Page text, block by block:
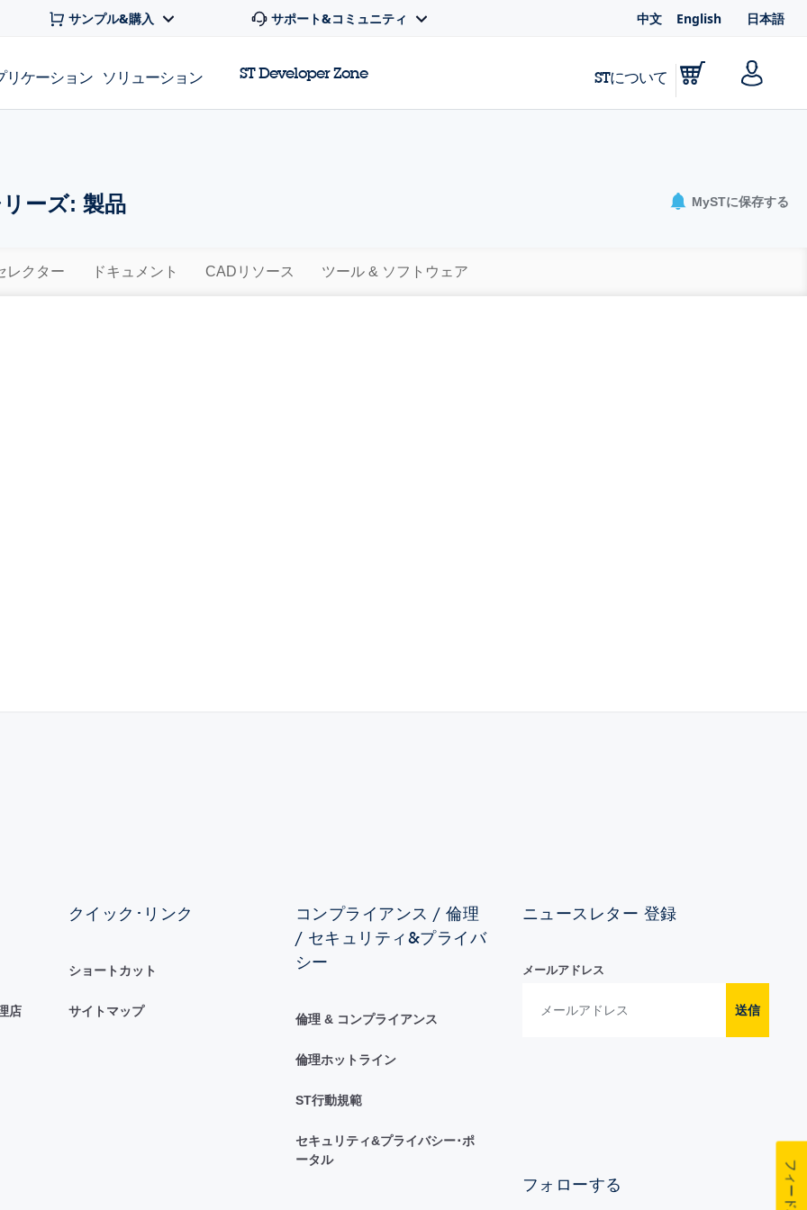
サンプル&購入 サポート&コミュニティ 中文 English 日本語
リケーション ソリューション ST Developer Zone STについて
ーズ: 製品 MySTに保存する
レクター ドキュメント CADリソース ツール & ソフトウェア
店
クイック･リンク
ショートカット
サイトマップ
コンプライアンス / 倫理
/ セキュリティ&プライバ
シー
倫理 & コンプライアンス
倫理ホットライン
ST行動規範
セキュリティ&プライバシー･ポ
ータル
ニュースレター 登録
メールアドレス
送信
フォローする